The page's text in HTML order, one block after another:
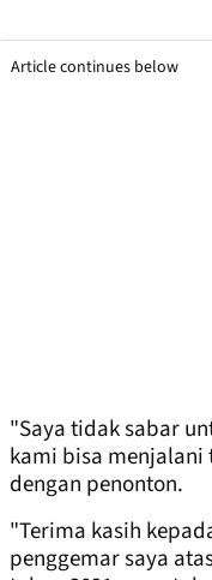
Article continues below
"Saya tidak sabar
kami bisa
dengan penonton.
"Terima kasih
penggemar saya